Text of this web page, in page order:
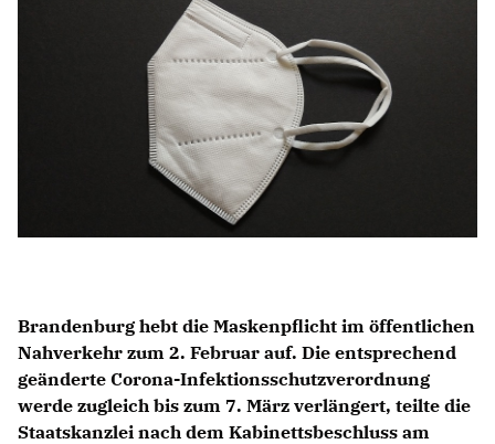
CDU Fraktion im Brandenburger Landtag
CDU Brandenburg
CDU Potsdam
Brandenburg hebt die Maskenpflicht im öffentlichen
Nahverkehr zum 2. Februar auf. Die entsprechend
geänderte Corona-Infektionsschutzverordnung
werde zugleich bis zum 7. März verlängert, teilte die
Staatskanzlei nach dem Kabinettsbeschluss am